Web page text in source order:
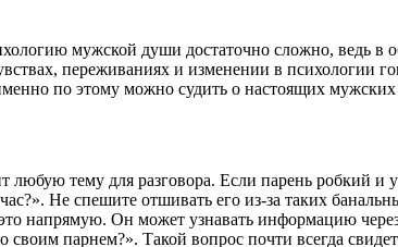
мужской души достаточно сложно, ведь в
переживаниях и изменении в психологии
по этому можно судить о настоящих
тему для разговора. Если парень робкий
Не спешите отшивать его из-за таких
напрямую. Он может узнавать информацию
парнем?». Такой вопрос почти всегда